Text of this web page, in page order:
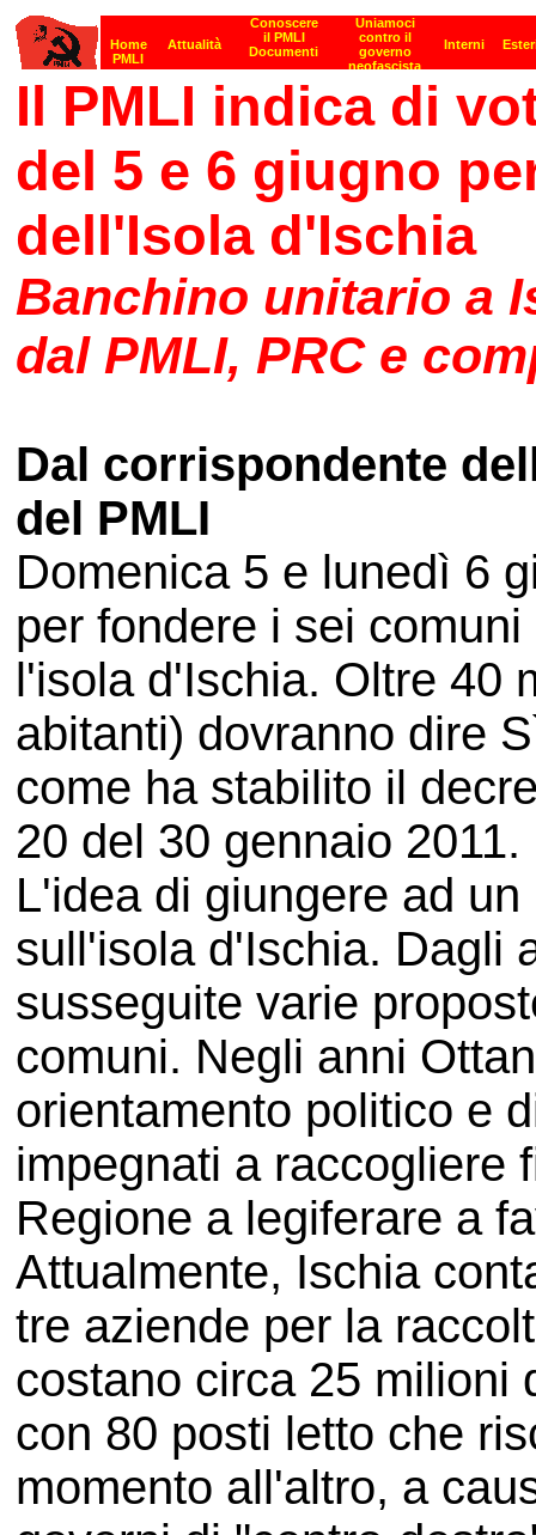
Il PMLI indica di
del 5 e 6 giugno
dell'Isola d'Ischia
Banchino unitario a
dal PMLI, PRC e
Dal corrispondente
del PMLI
Domenica 5 e lunedì 6
per fondere i sei
l'isola d'Ischia. Oltre 40
abitanti) dovranno dire
come ha stabilito il
20 del 30 gennaio 2011.
L'idea di giungere ad
sull'isola d'Ischia. Dagli
susseguite varie
comuni. Negli anni
orientamento politico e
impegnati a raccogliere
Regione a legiferare a
Attualmente, Ischia
tre aziende per la
costano circa 25 milioni
con 80 posti letto che
momento all'altro, a